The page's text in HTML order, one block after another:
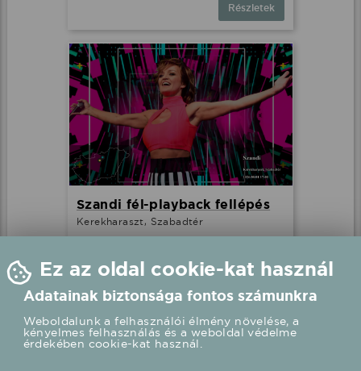
Részletek
Szandi fél-playback fellépés
Kerekharaszt, Szabadtér
Ez az oldal cookie-kat használ
Adatainak biztonsága fontos számunkra
Weboldalunk a felhasználói élmény növelése, a
kényelmes felhasználás és a weboldal védelme
érdekében cookie-kat használ.